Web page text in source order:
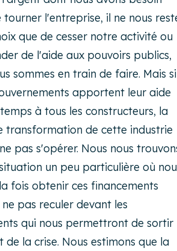
l'entreprise, il ne nous
que de cesser notre activité ou
de l'aide aux pouvoirs publics,
sommes en train de faire. Mais si
apportent leur aide
à tous les constructeurs, la
transformation de cette industrie
pas s'opérer. Nous nous
un peu particulière où
fois obtenir ces financements
pas reculer devant les
qui nous permettront de sortir
de la crise. Nous estimons que la